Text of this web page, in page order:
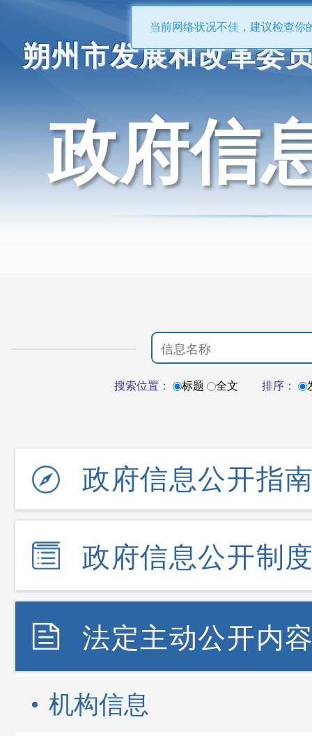
朔州市发展和改革委
政府信
搜索位置： 标题 全文 排序：
政府信息公开指
政府信息公开制
法定主动公开内
机构信息
当前网络状况不佳，建议检查你